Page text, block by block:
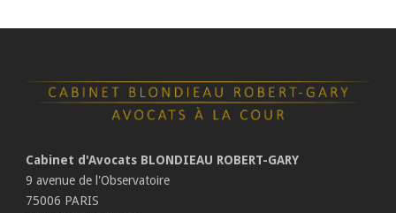
Cabinet d'Avocats BLONDIEAU ROBERT-GARY
9 avenue de l'Observatoire
75006 PARIS